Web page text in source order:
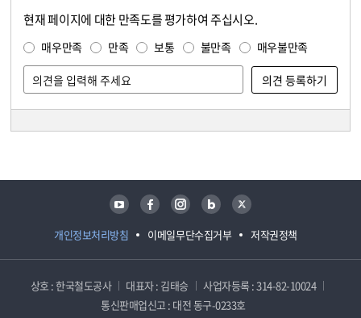
현재 페이지에 대한 만족도를 평가하여 주십시오.
매우만족 만족 보통 불만족 매우불만족
개인정보처리방침 이메일무단수집거부 저작권정책
유튜브 페이스북 인스타그램 블로그 트위터
상호 : 한국철도공사 대표자 : 김태승
사업자등록 : 314-82-10024
통신판매업신고 : 대전 동구-0233호